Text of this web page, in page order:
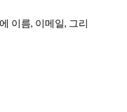
이름, 이메일, 그리